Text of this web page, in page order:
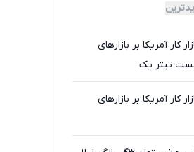
کار آمریکا بر بازارهای
تیتر یک
کار آمریکا بر بازارهای